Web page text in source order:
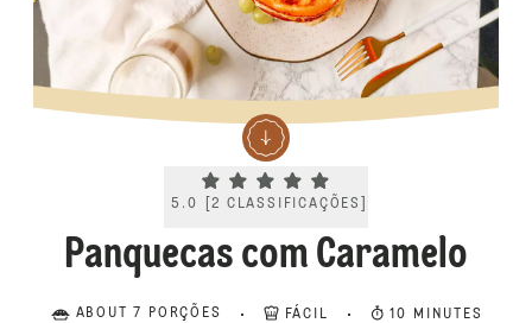
Current rating 5.0. Click to rate.
5.0 [2 CLASSIFICAÇÕES
Panquecas com Caramelo
ABOUT 7 PORÇÕES FÁCIL 10 MINUTES